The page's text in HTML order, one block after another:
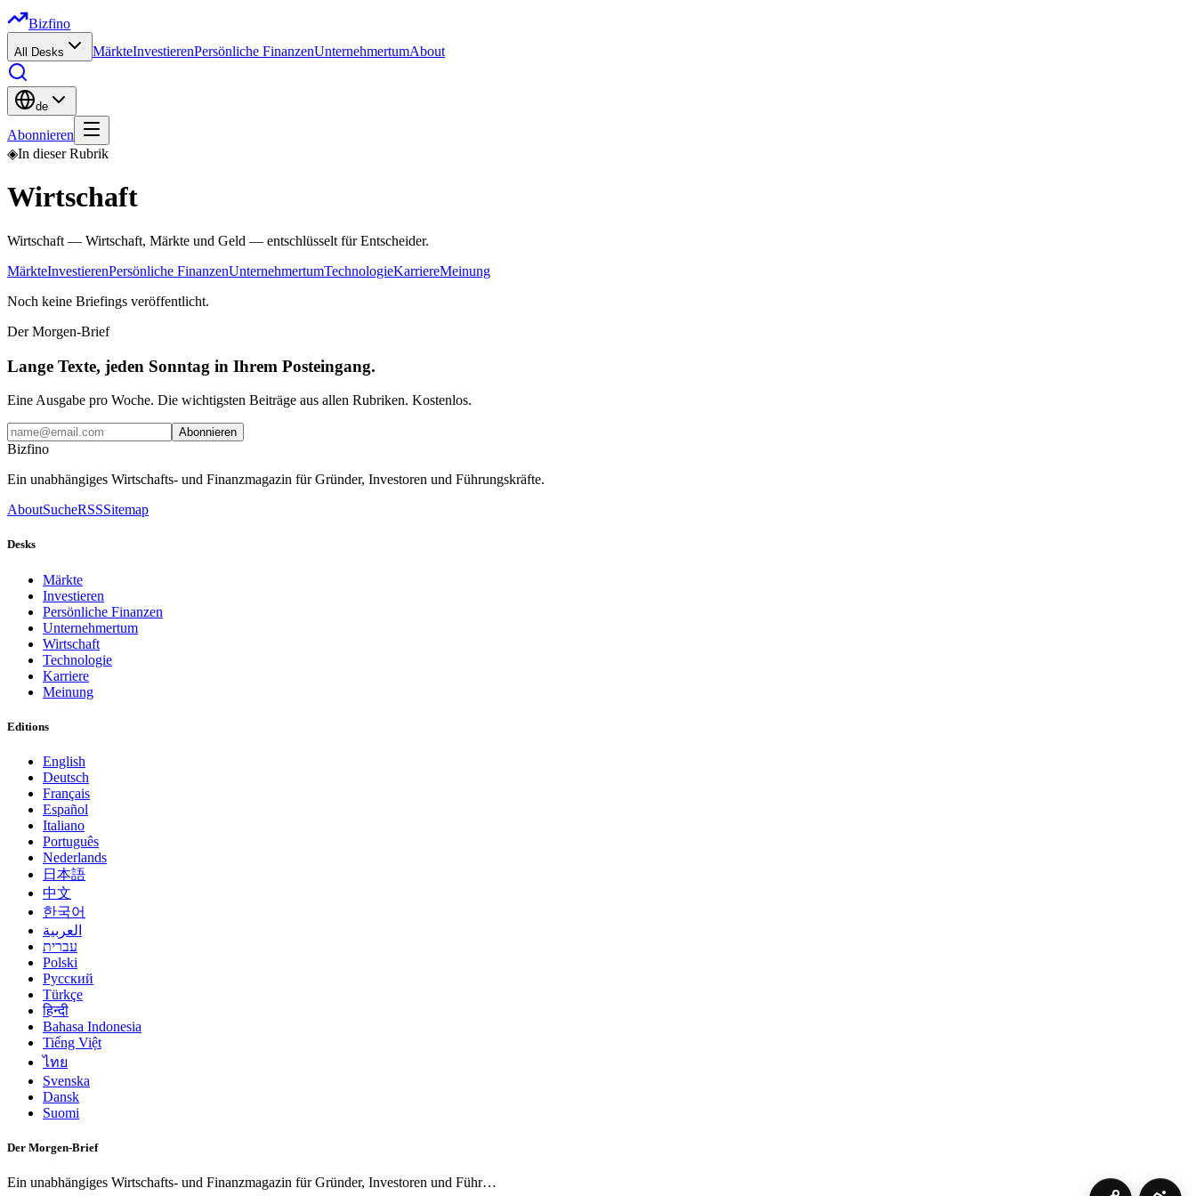
Bizfino
All Desks MärkteInvestierenPersönliche FinanzenUnternehmertumAbout
de
Abonnieren
◈In dieser Rubrik
Wirtschaft
Wirtschaft — Wirtschaft, Märkte und Geld — entschlüsselt für Entscheider.
MärkteInvestierenPersönliche FinanzenUnternehmertumTechnologieKarriereMeinung
Noch keine Briefings veröffentlicht.
Der Morgen-Brief
Lange Texte, jeden Sonntag in Ihrem Posteingang.
Eine Ausgabe pro Woche. Die wichtigsten Beiträge aus allen Rubriken. Kostenlos.
Abonnieren
Bizfino
Ein unabhängiges Wirtschafts- und Finanzmagazin für Gründer, Investoren und Führungskräfte.
AboutSucheRSSSitemap
Desks
Märkte
Investieren
Persönliche Finanzen
Unternehmertum
Wirtschaft
Technologie
Karriere
Meinung
Editions
English
Deutsch
Français
Español
Italiano
Português
Nederlands
日本語
中文
한국어
العربية
עברית
Polski
Русский
Türkçe
हिन्दी
Bahasa Indonesia
Tiếng Việt
ไทย
Svenska
Dansk
Suomi
Der Morgen-Brief
Ein unabhängiges Wirtschafts- und Finanzmagazin für Gründer, Investoren und Führ…